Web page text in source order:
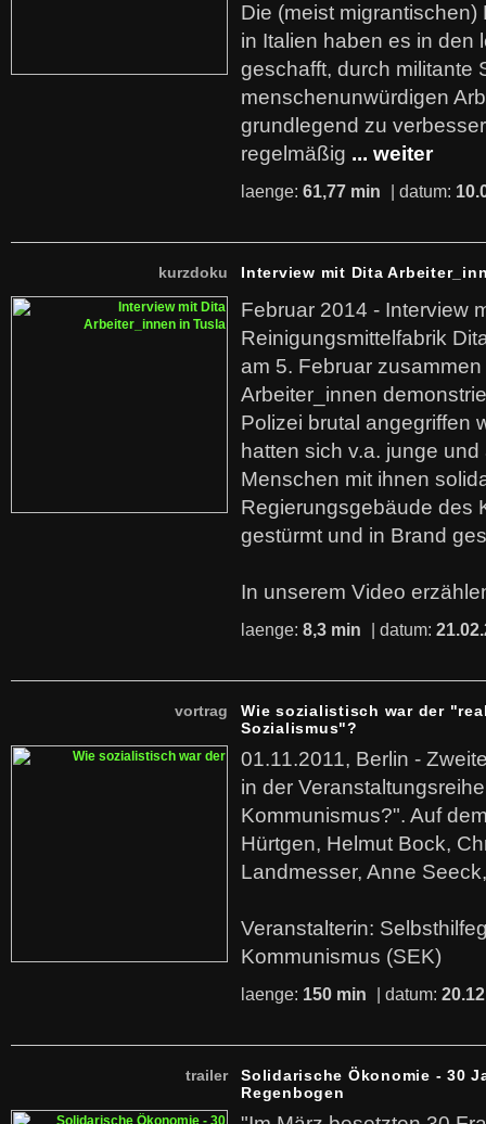
Die (meist
in Italien haben es in den
geschafft, durch militante
menschenunwürdigen
grundlegend zu
regelmäßig ... weiter
laenge: 61,77 min | datum:
kurzdoku Interview mit Dita
Februar 2014 - Interview
Reinigungsmittelfabrik
am 5. Februar
Arbeiter_innen
Polizei brutal angegriffen
hatten sich v.a. junge
Menschen mit ihnen
Regierungsgebäude des
gestürmt und in Brand
In unserem Video
laenge: 8,3 min | datum:
vortrag
Wie sozialistisch war der
Sozialismus"?
01.11.2011, Berlin -
in der
Kommunismus?". Auf
Hürtgen, Helmut Bock,
Landmesser, Anne
Veranstalterin:
Kommunismus (SEK)
laenge: 150 min | datum:
trailer
Solidarische Ökonomie - 30
Regenbogen